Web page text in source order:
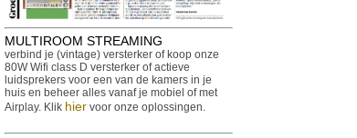
MULTIROOM STREAMING
verbind je (vintage) versterker of koop onze
80W Wifi class D versterker of actieve
luidsprekers voor een van de kamers in je
huis en beheer alles vanaf je mobiel of met
Airplay. Klik hier voor onze oplossingen.